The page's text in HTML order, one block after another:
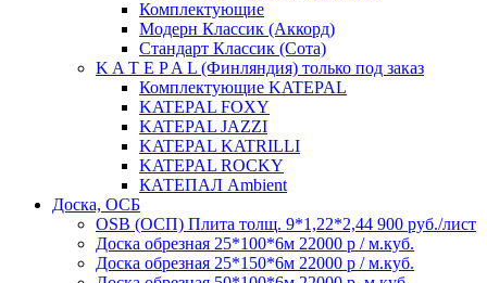
Комплектующие
Модерн Классик (Аккорд)
Стандарт Классик (Сота)
K A T E P A L (Финляндия) только под заказ
Комплектующие KATEPAL
KATEPAL FOXY
KATEPAL JAZZI
KATEPAL KATRILLI
KATEPAL ROCKY
КАТЕПАЛ Ambient
Доска, ОСБ
OSB (ОСП) Плита толщ. 9*1,22*2,44 900 руб./лист
Доска обрезная 25*100*6м 22000 р / м.куб.
Доска обрезная 25*150*6м 22000 р / м.куб.